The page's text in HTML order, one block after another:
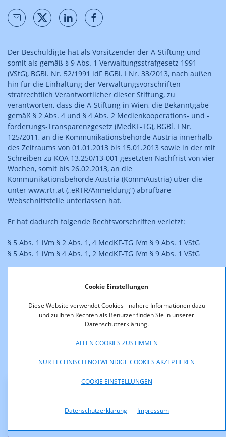
Cookie Einstellungen
Diese Website verwendet Cookies - nähere Informationen dazu
und zu Ihren Rechten als Benutzer finden Sie in unserer
Datenschutzerklärung.
ALLEN COOKIES ZUSTIMMEN
NUR TECHNISCH NOTWENDIGE COOKIES AKZEPTIEREN
COOKIE EINSTELLUNGEN
Datenschutzerklärung Impressum
Der Beschuldigte hat als Vorsitzender der A-Stiftung und
somit als gemäß § 9 Abs. 1 Verwaltungsstrafgesetz 1991
(VStG), BGBl. Nr. 52/1991 idF BGBl. I Nr. 33/2013, nach außen
hin für die Einhaltung der Verwaltungsvorschriften
strafrechtlich Verantwortlicher dieser Stiftung, zu
verantworten, dass die A-Stiftung in Wien, die Bekanntgabe
gemäß § 2 Abs. 4 und § 4 Abs. 2 Medienkooperations- und -
förderungs-Transparenzgesetz (MedKF-TG), BGBl. I Nr.
125/2011, an die Kommunikationsbehörde Austria innerhalb
des Zeitraums von 01.01.2013 bis 15.01.2013 sowie in der mit
Schreiben zu KOA 13.250/13-001 gesetzten Nachfrist von vier
Wochen, somit bis 26.02.2013, an die
Kommunikationsbehörde Austria (KommAustria) über die
unter www.rtr.at („eRTR/Anmeldung“) abrufbare
Webschnittstelle unterlassen hat.
Er hat dadurch folgende Rechtsvorschriften verletzt:
§ 5 Abs. 1 iVm § 2 Abs. 1, 4 MedKF-TG iVm § 9 Abs. 1 VStG
§ 5 Abs. 1 iVm § 4 Abs. 1, 2 MedKF-TG iVm § 9 Abs. 1 VStG
der Berufung erhoben. Mit Bescheid vom 25.11.2013, UVS-
Wien gemäß § 66 Abs. 4 AVG der auf die Strafhöhe
eingeschränkten Berufung insofern Folge gegeben, als die
Geldstrafe auf jeweils EUR 100,- insgesamt sohin EUR 200,-
Anmerkung: Das Format des veröffentlichten